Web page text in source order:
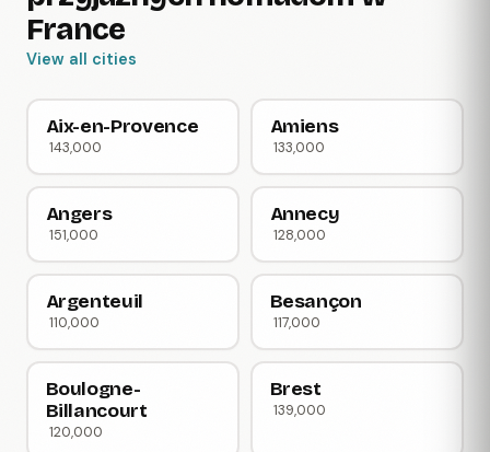
France
View all cities
Aix-en-Provence
143,000
Amiens
133,000
Angers
151,000
Annecy
128,000
Argenteuil
110,000
Besançon
117,000
Boulogne-
Billancourt
120,000
Brest
139,000